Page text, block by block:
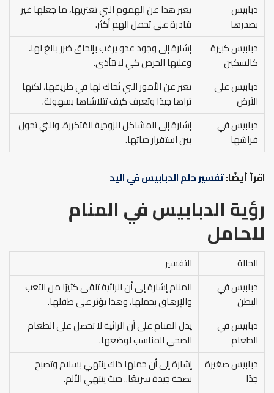
دبابيس
بصدرها
يعبر هذا عن الهموم التي تعتريها، ما جعلها غير
قادرة على تحمل الهم أكثر.
دبابيس كبيرة
كالسكين
إشارة إلى وجود عدو يرغب بإلحاق ضرر بالغ لها،
وعليها الحرص كي لا تتأذى.
دبابيس على
الأرض
تعبر عن الأمور التي تُحاك لها في طريقها، لكنها
تراها جيدًا وتعرف كيف تتلاشاها بسهولة.
دبابيس في
فراشها
إشارة إلى المشاكل الزوجية المُتكررة، والتي تحول
بين استقرار حياتها.
اقرأ أيضًا:تفسير حلم الدبابيس في اليد
رؤية الدبابيس في المنام
للحامل
الحالة
التفسير
دبابيس في
البطن
المنام إشارة إلى أن الرائية تلقى كثيرًا من التعب
والإرهاق بحملها، وهذا يؤثر على طفلها.
دبابيس في
الطعام
يدل المنام على أن الرائية لا تحصل على الطعام
الصحي المناسب لوضعها.
دبابيس صغيرة
جدًا
إشارة إلى أن حملها ذاك ينتهي بسلام وتصبح
بصحة جيدة سريعًا.. حيث ينتهي الألم.